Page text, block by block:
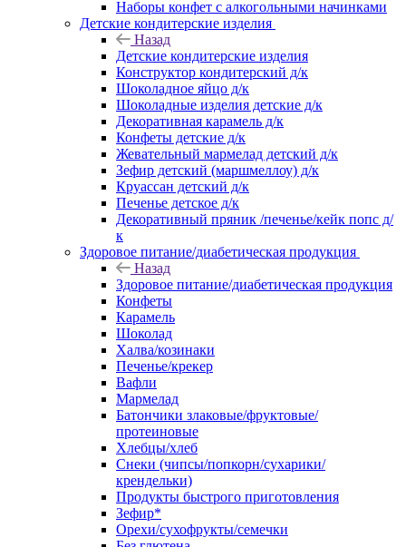
Наборы конфет с алкогольными начинками
Детские кондитерские изделия
Назад
Детские кондитерские изделия
Конструктор кондитерский д/к
Шоколадное яйцо д/к
Шоколадные изделия детские д/к
Декоративная карамель д/к
Конфеты детские д/к
Жевательный мармелад детский д/к
Зефир детский (маршмеллоу) д/к
Круассан детский д/к
Печенье детское д/к
Декоративный пряник /печенье/кейк попс д/
к
Здоровое питание/диабетическая продукция
Назад
Здоровое питание/диабетическая продукция
Конфеты
Карамель
Шоколад
Халва/козинаки
Печенье/крекер
Вафли
Мармелад
Батончики злаковые/фруктовые/
протеиновые
Хлебцы/хлеб
Снеки (чипсы/попкорн/сухарики/
крендельки)
Продукты быстрого приготовления
Зефир*
Орехи/сухофрукты/семечки